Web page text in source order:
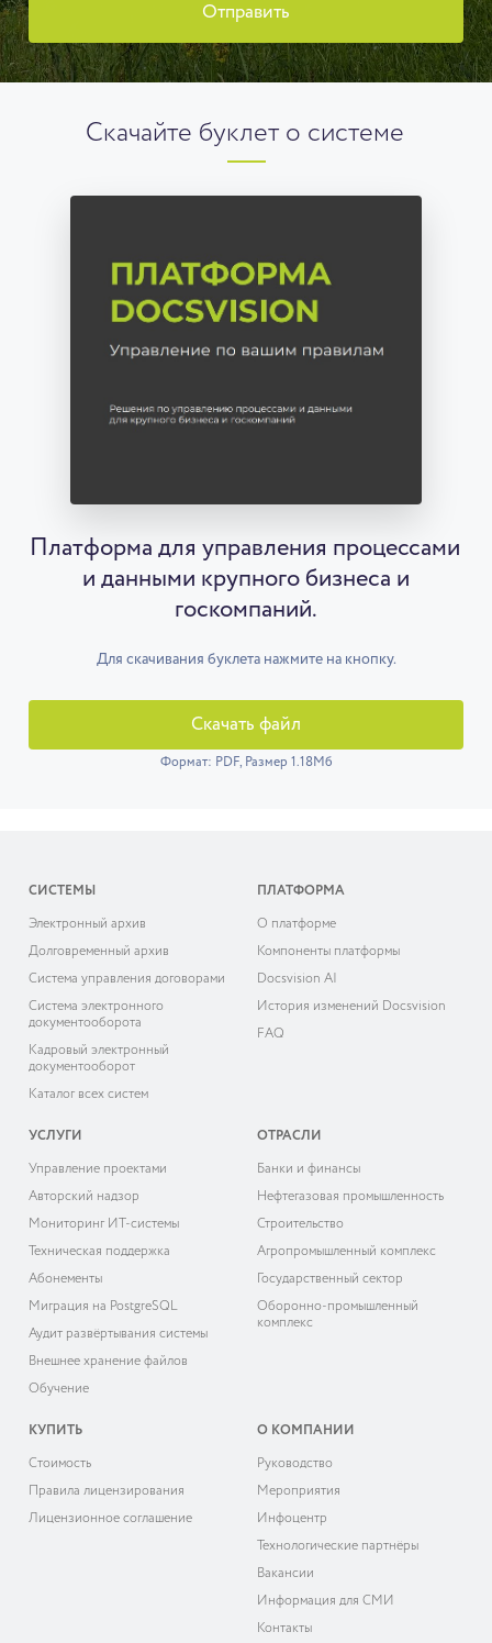
Отправить
Скачайте буклет о системе
Платформа для управления процессами
и данными крупного бизнеса и
госкомпаний.
Для скачивания буклета нажмите на кнопку.
Скачать файл
Формат: PDF, Размер 1.18Мб
СИСТЕМЫ
Электронный архив
Долговременный архив
Система управления договорами
Система электронного
документооборота
Кадровый электронный
документооборот
Каталог всех систем
ПЛАТФОРМА
О платформе
Компоненты платформы
Docsvision AI
История изменений Docsvision
FAQ
УСЛУГИ
Управление проектами
Авторский надзор
Мониторинг ИТ-системы
Техническая поддержка
Абонементы
Миграция на PostgreSQL
Аудит развёртывания системы
Внешнее хранение файлов
Обучение
ОТРАСЛИ
Банки и финансы
Нефтегазовая промышленность
Строительство
Агропромышленный комплекс
Государственный сектор
Оборонно-промышленный
комплекс
КУПИТЬ
Cтоимость
Правила лицензирования
Лицензионное соглашение
О КОМПАНИИ
Руководство
Мероприятия
Инфоцентр
Технологические партнёры
Вакансии
Информация для СМИ
Контакты